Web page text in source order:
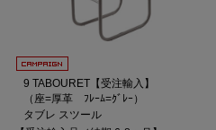
9 TABOURET【受注輸入】
（座=厚革 ﾌﾚｰﾑ=ｸﾞﾚｰ）
タブレ スツール